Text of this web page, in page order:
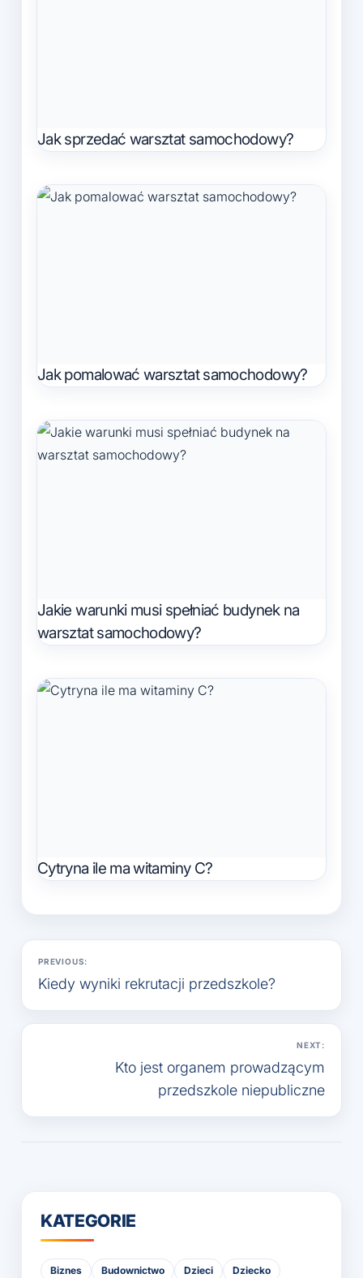
Jak sprzedać warsztat samochodowy?
Jak pomalować warsztat samochodowy?
Jakie warunki musi spełniać budynek na
warsztat samochodowy?
Cytryna ile ma witaminy C?
Nawigacja
wpisu
PREVIOUS:
Kiedy wyniki rekrutacji przedszkole?
NEXT:
Kto jest organem prowadzącym
przedszkole niepubliczne
KATEGORIE
Biznes Budownictwo Dzieci Dziecko